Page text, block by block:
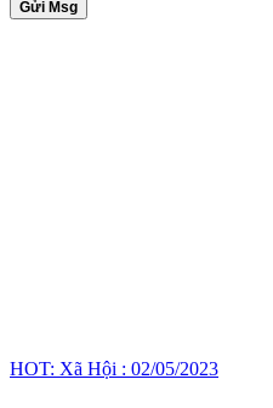
Gửi Msg
HOT: Xã Hội : 02/05/2023